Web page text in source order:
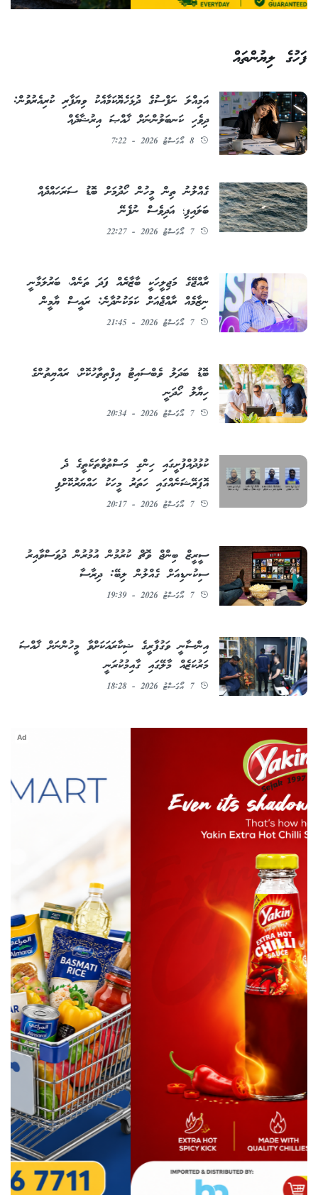
ފަހުގެ ލިޔުންތައް
އަމިއްލަ ނަފްސުގެ ދުޅަހެޔޮކަމާއެކު ވިޔަފާރި ކުރިއެރުވުން:
ދިވެހި ކަނބަލުންނަށް ޚާއްޞަ އިރުޝާދެއް
8 އޯގަސްޓު 2026 - 7:22
ގެއްލުނު ތިން މީހުން ހޯދުމަށް ބޮޑު ސަރަހައްދެއް
ބަލައިފި؛ އަދިވެސް ނުފެނޭ
7 އޯގަސްޓު 2026 - 22:27
ރާއްޖޭގެ މަޖިލީހަކީ ބާޒާރެއް ފަދަ ތަނެއް، ބަރުލަމާނީ
ނިޒާމެއް ރާއްޖެއަށް ކަމަކުނުދާނެ: ރައީސް ޔާމީން
7 އޯގަސްޓު 2026 - 21:45
ބޮޑު ބަދަލު ވެބްސައިޓު އިފްތިތާހުކޮށް، ރައްޔިތުންގެ
ހިޔާލު ހޯދަނީ
7 އޯގަސްޓު 2026 - 20:34
ކުޅުދުއްފުށީގައި ހިންގި މަސްތުވާތަކެތީގެ ދެ
އޮޕަރޭޝަނެއްގައި ހަތަރު މީހަކު ހައްޔަރުކޮށްފި
7 އޯގަސްޓު 2026 - 20:17
ސީރީޒް ބިންޖް ވޮޗް ކުރުމުން އުމުރުން ދުވަސްވާއިރު
ސިކުނޑިއަށް ގެއްލުން ލިބޭ: ދިރާސާ
7 އޯގަސްޓު 2026 - 19:39
އިންސާނީ ވަގުފާރީގެ ޝިކާރައަކަށްވާ މީހުންނަށް ޚާއްޞަ
މަރުކަޒެއް މާލޭގައި ގާއިމުކުރަނީ
7 އޯގަސްޓު 2026 - 18:28
Ad